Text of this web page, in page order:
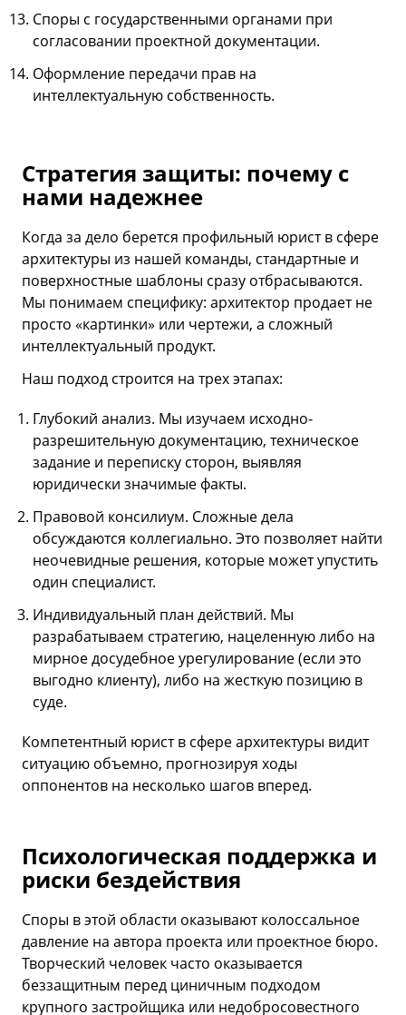
Споры с государственными органами при
согласовании проектной документации.
Оформление передачи прав на
интеллектуальную собственность.
Стратегия защиты: почему с
нами надежнее
Когда за дело берется профильный юрист в сфере
архитектуры из нашей команды, стандартные и
поверхностные шаблоны сразу отбрасываются.
Мы понимаем специфику: архитектор продает не
просто «картинки» или чертежи, а сложный
интеллектуальный продукт.
Наш подход строится на трех этапах:
Глубокий анализ. Мы изучаем исходно-
разрешительную документацию, техническое
задание и переписку сторон, выявляя
юридически значимые факты.
Правовой консилиум. Сложные дела
обсуждаются коллегиально. Это позволяет найти
неочевидные решения, которые может упустить
один специалист.
Индивидуальный план действий. Мы
разрабатываем стратегию, нацеленную либо на
мирное досудебное урегулирование (если это
выгодно клиенту), либо на жесткую позицию в
суде.
Компетентный юрист в сфере архитектуры видит
ситуацию объемно, прогнозируя ходы
оппонентов на несколько шагов вперед.
Психологическая поддержка и
риски бездействия
Споры в этой области оказывают колоссальное
давление на автора проекта или проектное бюро.
Творческий человек часто оказывается
беззащитным перед циничным подходом
крупного застройщика или недобросовестного